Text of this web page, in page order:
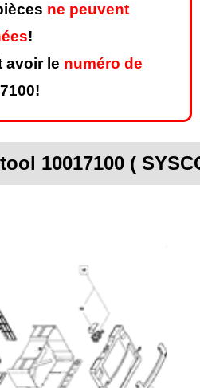
ne peuvent
!
avoir le numéro de
10017100 (